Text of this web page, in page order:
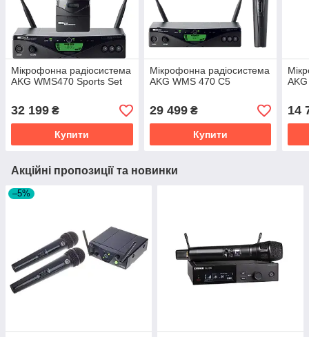
Мікрофонна радіосистема
AKG WMS470 Sports Set
32 199 ₴
Купити
Мікрофонна радіосистема
AKG WMS 470 C5
29 499₴
Купити
14
Акційні пропозиції та новинки
–5%